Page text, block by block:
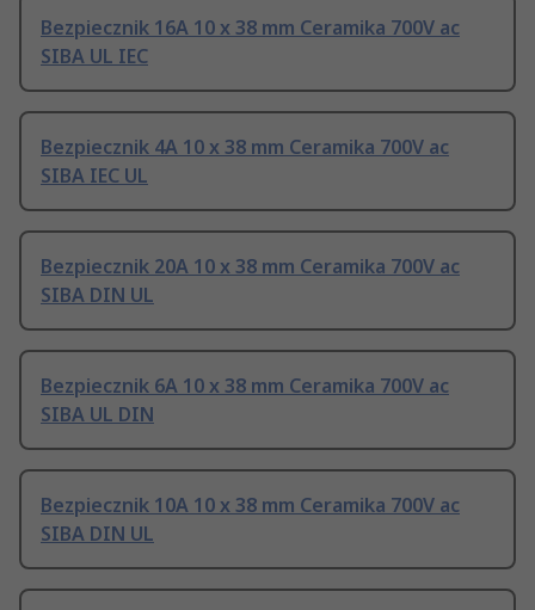
Bezpiecznik 16A 10 x 38 mm Ceramika 700V ac
SIBA UL IEC
Bezpiecznik 4A 10 x 38 mm Ceramika 700V ac
SIBA IEC UL
Bezpiecznik 20A 10 x 38 mm Ceramika 700V ac
SIBA DIN UL
Bezpiecznik 6A 10 x 38 mm Ceramika 700V ac
SIBA UL DIN
Bezpiecznik 10A 10 x 38 mm Ceramika 700V ac
SIBA DIN UL